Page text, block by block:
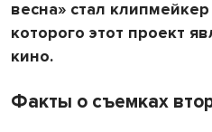
весна» стал
которого этот проект
кино.
Факты о съемках